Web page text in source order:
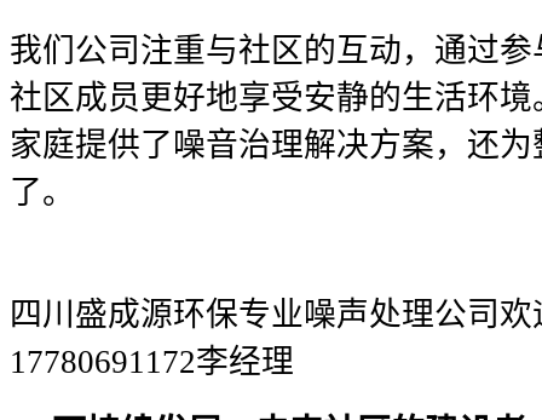
我们公司注重与社区的互动，通过
社区成员更好地享受安静的生活环
家庭提供了噪音治理解决方案，还
了。
四川盛成源环保专业噪声处理公司
17780691172李经理